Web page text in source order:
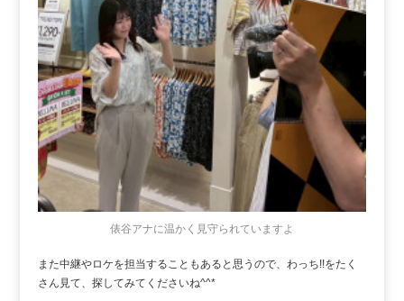
俵谷アナに温かく見守られていますよ
また中継やロケを担当することもあると思うので、わっち!!をたく
さん見て、探してみてくださいね^^*